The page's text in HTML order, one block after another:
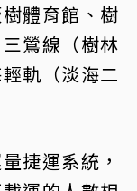
體育館、樹
鶯線（樹林
軌（淡海二
捷運系統，